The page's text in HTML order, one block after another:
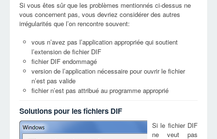
Si vous êtes sûr que les problèmes mentionnés ci-dessus ne
vous concernent pas, vous devriez considérer des autres
irrégularités que l’on rencontre souvent:
vous n’avez pas l’application appropriée qui soutient
l’extension de fichier DIF
fichier DIF endommagé
version de l’application nécessaire pour ouvrir le fichier
n’est pas valide
fichier n’est pas attribué au programme approprié
Solutions pour les fichiers DIF
Si le fichier DIF
ne veut pas